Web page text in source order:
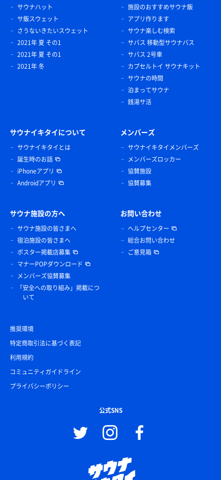
サウナハット
サ飯スウェット
さうないきたいスウェット
2021年 夏 その1
2021年 夏 その1
2021年 冬
施設のおすすめサウナ飯
アプリ作ります
サウナ楽しむ検索
サバス 移動型サウナバス
サバス 2号車
カプセルトイ サウナキット
サウナの時間
泊まってサウナ
銭湯サ活
サウナイキタイについて
サウナイキタイとは
誕生時のお話
iPhoneアプリ
Androidアプリ
メンバーズ
サウナイキタイメンバーズ
メンバーズロッカー
協賛施設
協賛募集
サウナ施設の方へ
サウナ施設の皆さまへ
宿泊施設の皆さまへ
ポスター掲載店募集
マナーPOPダウンロード
メンバーズ協賛募集
「安全への取り組み」掲載につ
いて
お問い合わせ
ヘルプセンター
総合お問い合わせ
ご意見箱
推奨環境
特定商取引法に基づく表記
利用規約
コミュニティガイドライン
プライバシーポリシー
公式SNS